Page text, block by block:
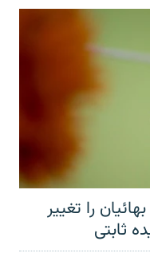
را تغییر
ثابتی